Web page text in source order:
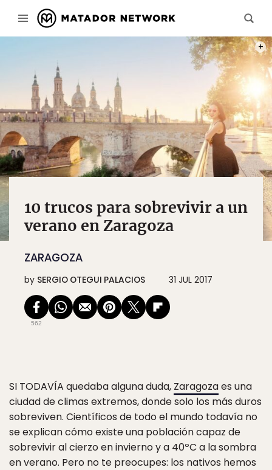
10 trucos para sobrevivir a un
verano en Zaragoza
ZARAGOZA
by SERGIO OTEGUI PALACIOS 31 JUL 2017
562
SI TODAVÍA quedaba alguna duda, Zaragozaes una
ciudad de climas extremos, donde solo los más duros
sobreviven. Científicos de todo el mundo todavía no
se explican cómo existe una población capaz de
sobrevivir al cierzo en invierno y a 40ºC a la sombra
en verano. Pero no te preocupes: los nativos hemos